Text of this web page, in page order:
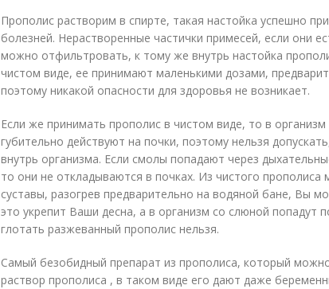
Прополис растворим в спирте, такая настойка успешно
болезней. Нерастворенные частички примесей, если они
можно отфильтровать, к тому же внутрь настойка
чистом виде, ее принимают маленькими дозами,
поэтому никакой опасности для здоровья не возникает.
Если же принимать прополис в чистом виде, то в
губительно действуют на почки, поэтому нельзя
внутрь организма. Если смолы попадают через
то они не откладываются в почках. Из чистого прополиса
суставы, разогрев предварительно на водяной бане, Вы
это укрепит Ваши десна, а в организм со слюной попадут
глотать разжеванный прополис нельзя.
Самый безобидный препарат из прополиса, который
раствор прополиса , в таком виде его дают даже